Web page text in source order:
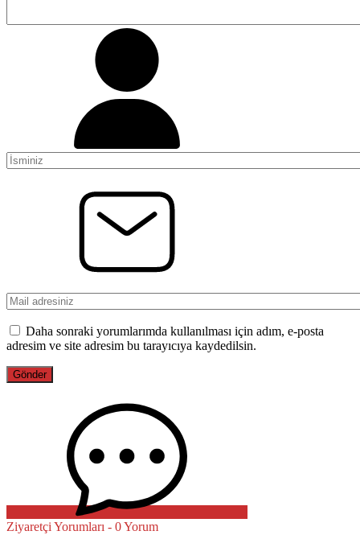
Daha sonraki yorumlarımda kullanılması için adım, e-posta
adresim ve site adresim bu tarayıcıya kaydedilsin.
Ziyaretçi Yorumları - 0 Yorum